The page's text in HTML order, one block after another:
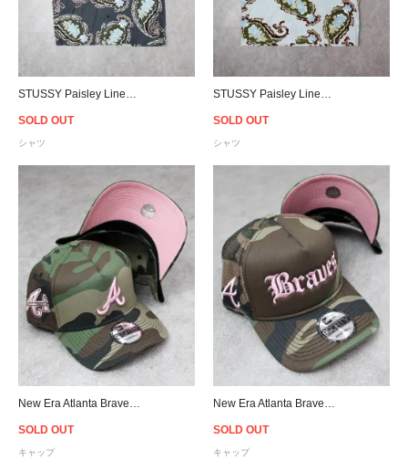
SOLD OUT
シャツ
SOLD OUT
シャツ
SOLD OUT
キャップ
SOLD OUT
キャップ